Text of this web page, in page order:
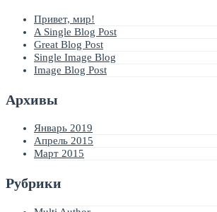
Привет, мир!
A Single Blog Post
Great Blog Post
Single Image Blog
Image Blog Post
Архивы
Январь 2019
Апрель 2015
Март 2015
Рубрики